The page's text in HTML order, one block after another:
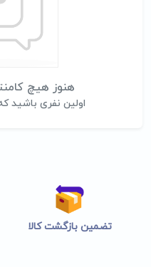
هنوز هیچ
اولین نفری باشید
تضمین بازگشت کالا